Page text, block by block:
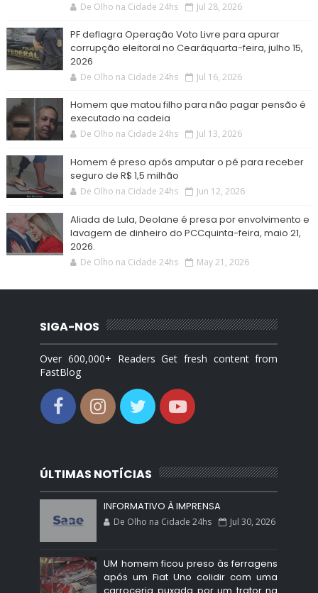
De Olho na Cidade 24hs Jul 28, 2026
PF deflagra Operação Voto Livre para apurar
corrupção eleitoral no Cearáquarta-feira, julho 15,
2026
De Olho na Cidade 24hs Jul 16, 2026
Homem que matou filho para não pagar pensão é
executado na cadeia
De Olho na Cidade 24hs Jul 13, 2026
Homem é preso após amputar o pé para receber
seguro de R$ 1,5 milhão
De Olho na Cidade 24hs Jun 12, 2026
Aliada de Lula, Deolane é presa por envolvimento e
lavagem de dinheiro do PCCquinta-feira, maio 21,
2026.
De Olho na Cidade 24hs May 21, 2026
SIGA-NOS
Over 600,000+ Readers Get fresh content from
FastBlog
ÚLTIMAS NOTÍCIAS
INFORMATIVO À IMPRENSA
De Olho na Cidade 24hs Jul 30, 2026
UM homem ficou preso às ferragens
após um Fiat Uno colidir com uma